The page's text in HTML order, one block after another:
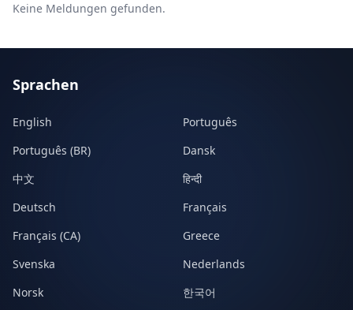
Keine Meldungen gefunden.
Sprachen
English
Português
Português (BR)
Dansk
中文
हिन्दी
Deutsch
Français
Français (CA)
Greece
Svenska
Nederlands
Norsk
한국어